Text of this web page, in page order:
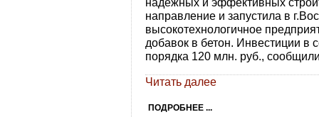
направление и запустила в
высокотехнологичное
добавок в бетон. Инвестиции в
порядка 120 млн. руб.,
Читать далее
ПОДРОБНЕЕ ...